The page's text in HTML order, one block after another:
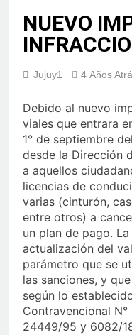
NUEVO
Jujuy1 4 Años
Debido al nuevo
viales que entrara
1° de septiembre
desde la Dirección
a aquellos
licencias de
varias (cinturón,
entre otros) a
un plan de pago.
actualización del
parámetro que se
las sanciones, y
según lo
Contravencional
24449/95 y 6082/